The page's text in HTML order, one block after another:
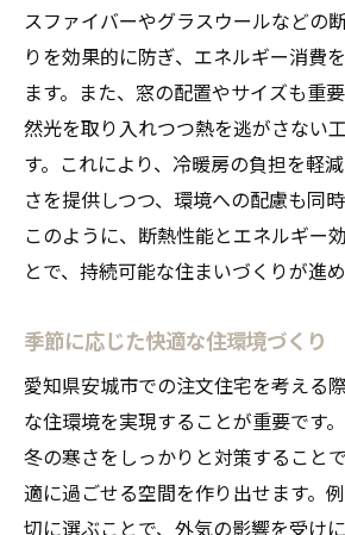
スファイバーやグラスウールなどの
りを効果的に防ぎ、エネルギー消費
ます。また、窓の配置やサイズも重
然光を取り入れつつ熱を逃がさない
す。これにより、冷暖房の負担を軽
さを提供しつつ、環境への配慮も同時
このように、断熱性能とエネルギー
とで、持続可能な住まいづくりが進め
季節に応じた快適な住環境づくり
愛知県安城市での注文住宅を考える
な住環境を実現することが重要です
冬の寒さをしっかりと対策すること
適に過ごせる空間を作り出せます。
切に選ぶことで、外気の影響を受け